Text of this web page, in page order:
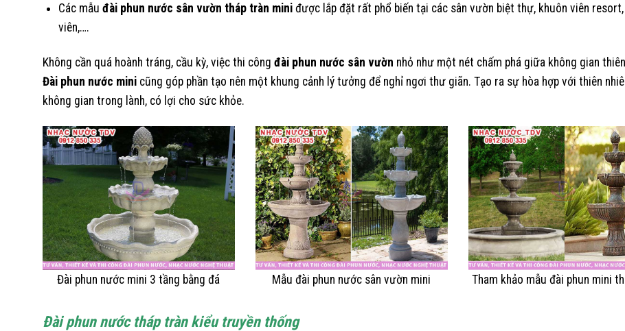
Các mẫu đài phun nước sân vườn tháp tràn miniđược lắp đặt rất phổ biến tại các sân vườn biệt thự, khuôn viên
viên,….
Không cần quá hoành tráng, cầu kỳ, việc thi công đài phun nước sân vườn nhỏ như một nét chấm phá giữa không gian
Đài phun nước mini cũng góp phần tạo nên một khung cảnh lý tưởng để nghỉ ngơi thư giãn. Tạo ra sự hòa hợp với thiên
không gian trong lành, có lợi cho sức khỏe.
Đài phun nước mini 3 tầng bằng đá Mẫu đài phun nước sân vườn mini Tham khảo mẫu đài phun mini
Đài phun nước tháp tràn kiểu truyền thống